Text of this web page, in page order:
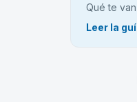
Qué te
Leer la